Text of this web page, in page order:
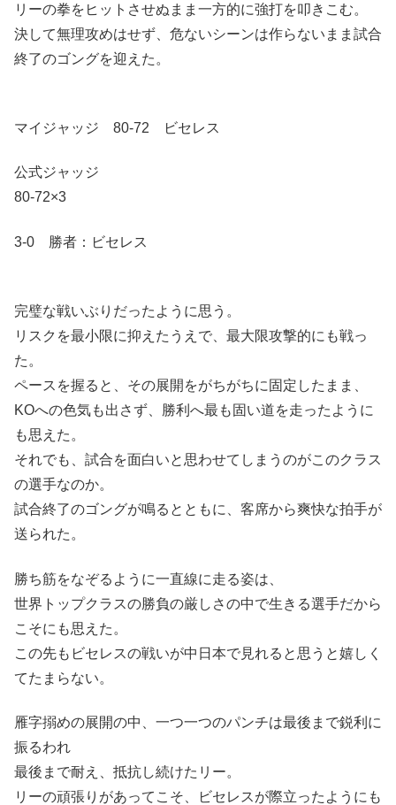
リーの拳をヒットさせぬまま一方的に強打を叩きこむ。
決して無理攻めはせず、危ないシーンは作らないまま試合
終了のゴングを迎えた。
マイジャッジ 80-72 ビセレス
公式ジャッジ
80-72×3
3-0 勝者：ビセレス
完璧な戦いぶりだったように思う。
リスクを最小限に抑えたうえで、最大限攻撃的にも戦っ
た。
ペースを握ると、その展開をがちがちに固定したまま、
KOへの色気も出さず、勝利へ最も固い道を走ったように
も思えた。
それでも、試合を面白いと思わせてしまうのがこのクラス
の選手なのか。
試合終了のゴングが鳴るとともに、客席から爽快な拍手が
送られた。
勝ち筋をなぞるように一直線に走る姿は、
世界トップクラスの勝負の厳しさの中で生きる選手だから
こそにも思えた。
この先もビセレスの戦いが中日本で見れると思うと嬉しく
てたまらない。
雁字搦めの展開の中、一つ一つのパンチは最後まで鋭利に
振るわれ
最後まで耐え、抵抗し続けたリー。
リーの頑張りがあってこそ、ビセレスが際立ったようにも